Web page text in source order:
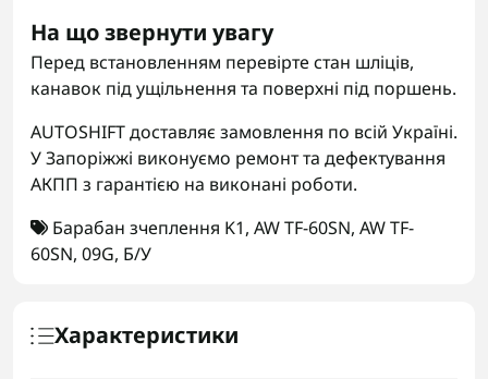
На що звернути увагу
Перед встановленням перевірте стан шліців,
канавок під ущільнення та поверхні під поршень.
AUTOSHIFT доставляє замовлення по всій Україні.
У Запоріжжі виконуємо ремонт та дефектування
АКПП з гарантією на виконані роботи.
Барабан зчеплення K1, AW TF-60SN, AW TF-
60SN, 09G, Б/У
Характеристики